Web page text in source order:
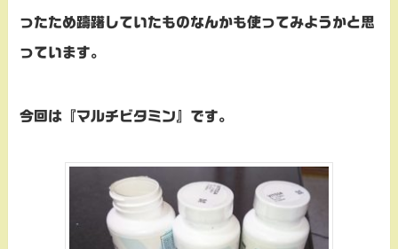
ったため躊躇していたものなんかも使ってみようかと思
っています。
今回は『マルチビタミン』です。